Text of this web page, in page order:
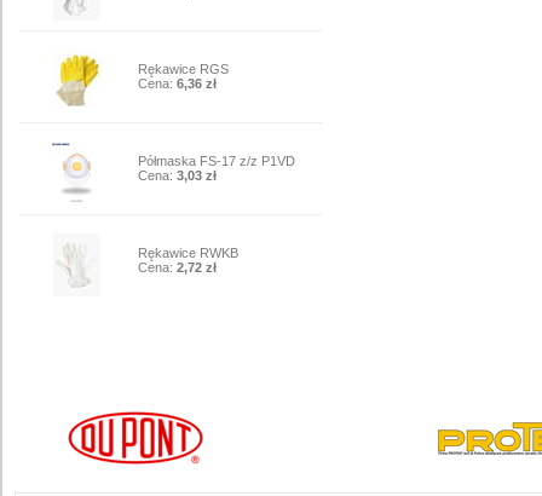
Rękawice RGS
Cena: 6,36 zł
Półmaska FS-17 z/z P1VD
Cena: 3,03 zł
Rękawice RWKB
Cena: 2,72 zł